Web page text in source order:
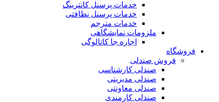
خدمات پرسنل کانترینگ
خدمات پرسنل نظافتی
خدمات مترجم
ملزومات نمایشگاهی
اجاره جا کاتالوگی
فروشگاه
فروش صندلی
صندلی کارشناسی
صندلی مدیریتی
صندلی معاونتی
صندلی کارمندی